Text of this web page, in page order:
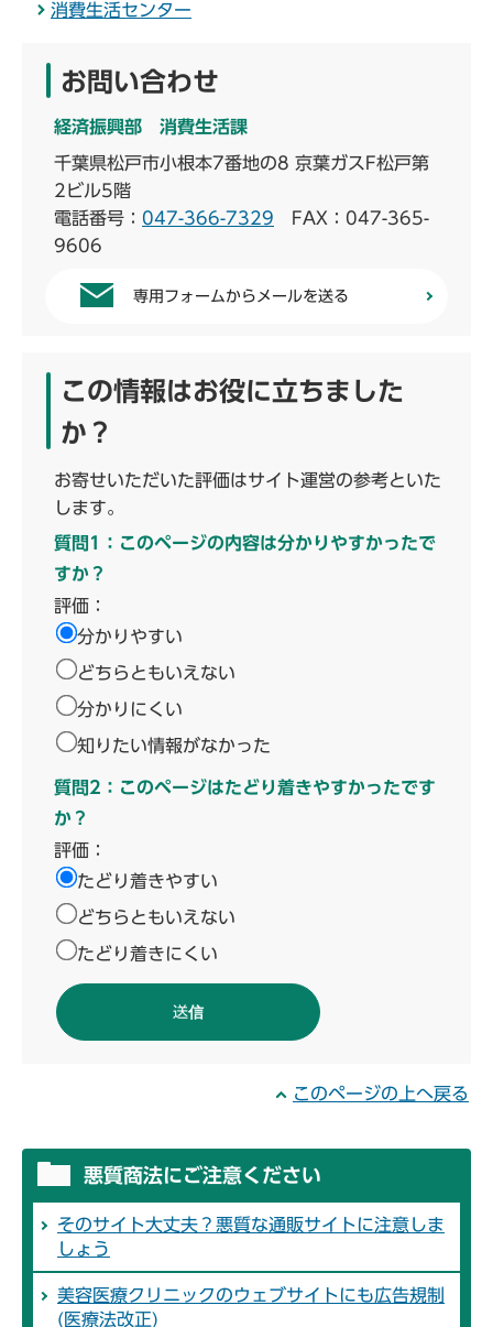
消費生活センター
お問い合わせ
経済振興部 消費生活課
千葉県松戸市小根本7番地の8 京葉ガスF松戸第
2ビル5階
電話番号： 047-366-7329 FAX：047-365-
9606
専用フォームからメールを送る
この情報はお役に立ちました
か？
お寄せいただいた評価はサイト運営の参考といた
します。
質問1：このページの内容は分かりやすかったで
すか？
評価：
分かりやすい
どちらともいえない
分かりにくい
知りたい情報がなかった
質問2：このページはたどり着きやすかったです
か？
評価：
たどり着きやすい
どちらともいえない
たどり着きにくい
このページの上へ戻る
悪質商法にご注意ください
そのサイト大丈夫？悪質な通販サイトに注意しま
しょう
美容医療クリニックのウェブサイトにも広告規制
(医療法改正)